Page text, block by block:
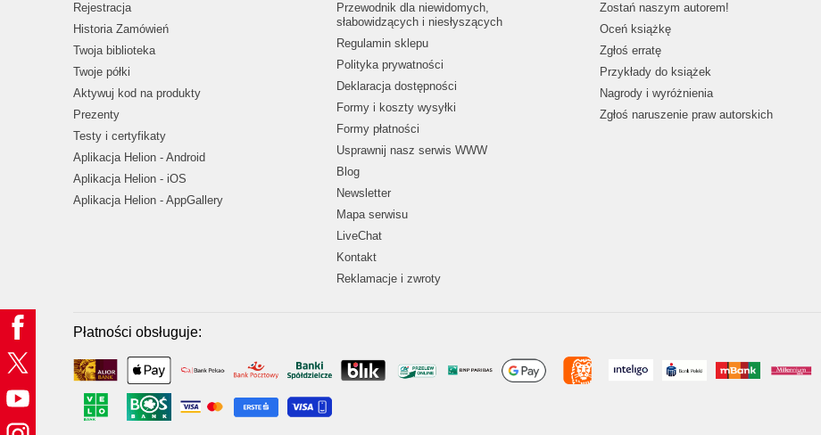
Rejestracja
Historia Zamówień
Twoja biblioteka
Twoje półki
Aktywuj kod na produkty
Prezenty
Testy i certyfikaty
Aplikacja Helion - Android
Aplikacja Helion - iOS
Aplikacja Helion - AppGallery
Przewodnik dla niewidomych,
słabowidzących i niesłyszących
Regulamin sklepu
Polityka prywatności
Deklaracja dostępności
Formy i koszty wysyłki
Formy płatności
Usprawnij nasz serwis WWW
Blog
Newsletter
Mapa serwisu
LiveChat
Kontakt
Reklamacje i zwroty
Zostań naszym autorem!
Oceń książkę
Zgłoś erratę
Przykłady do książek
Nagrody i wyróżnienia
Zgłoś naruszenie praw autorskich
Płatności obsługuje: